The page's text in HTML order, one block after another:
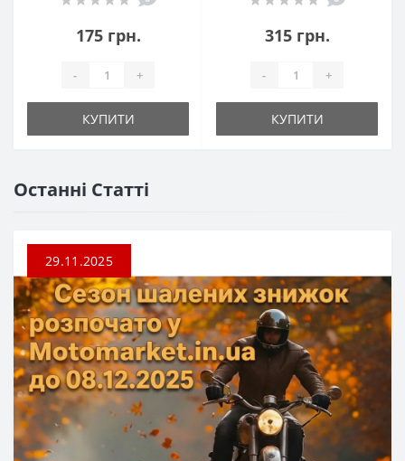
175 грн.
- +
КУПИТИ
315 грн.
- +
КУПИТИ
Останні Статті
29.11.2025